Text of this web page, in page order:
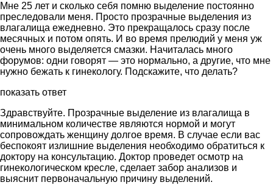
Мне 25 лет и сколько себя помню выделение постоянно
преследовали меня. Просто прозрачные выделения из
влагалища ежедневно. Это прекращалось сразу после
месячных и потом опять. И во время прелюдий у меня уж
очень много выделяется смазки. Начиталась много
форумов: одни говорят — это нормально, а другие, что мне
нужно бежать к гинекологу. Подскажите, что делать?
показать ответ
Здравствуйте. Прозрачные выделение из влагалища в
минимальном количестве являются нормой и могут
сопровождать женщину долгое время. В случае если вас
беспокоят излишние выделения необходимо обратиться к
доктору на консультацию. Доктор проведет осмотр на
гинекологическом кресле, сделает забор анализов и
выяснит первоначальную причину выделений.